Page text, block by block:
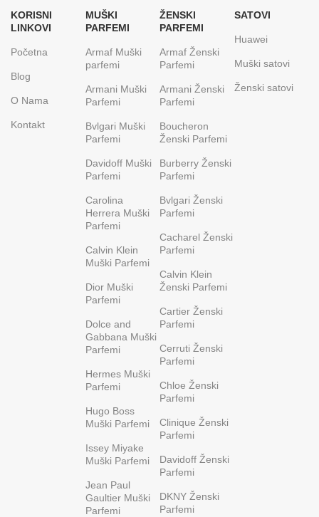
KORISNI
LINKOVI
Početna
Blog
O Nama
Kontakt
MUŠKI
PARFEMI
Armaf Muški
parfemi
Armani Muški
Parfemi
Bvlgari Muški
Parfemi
Davidoff Muški
Parfemi
Carolina
Herrera Muški
Parfemi
Calvin Klein
Muški Parfemi
Dior Muški
Parfemi
Dolce and
Gabbana Muški
Parfemi
Hermes Muški
Parfemi
Hugo Boss
Muški Parfemi
Issey Miyake
Muški Parfemi
Jean Paul
Gaultier Muški
Parfemi
ŽENSKI
PARFEMI
Armaf Ženski
Parfemi
Armani Ženski
Parfemi
Boucheron
Ženski Parfemi
Burberry Ženski
Parfemi
Bvlgari Ženski
Parfemi
Cacharel Ženski
Parfemi
Calvin Klein
Ženski Parfemi
Cartier Ženski
Parfemi
Cerruti Ženski
Parfemi
Chloe Ženski
Parfemi
Clinique Ženski
Parfemi
Davidoff Ženski
Parfemi
DKNY Ženski
Parfemi
SATOVI
Huawei
Muški satovi
Ženski satovi